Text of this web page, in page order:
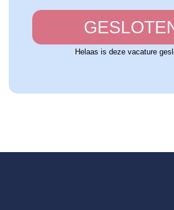
Helaas is deze vacature